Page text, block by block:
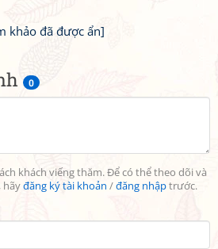
0
khách viếng thăm. Để có thể theo dõi và
hãyđăng ký tài khoản /đăng nhậptrước.
khảo đã được ẩn]